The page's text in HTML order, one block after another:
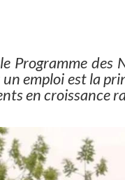
Programme des
emploi est la
en croissance